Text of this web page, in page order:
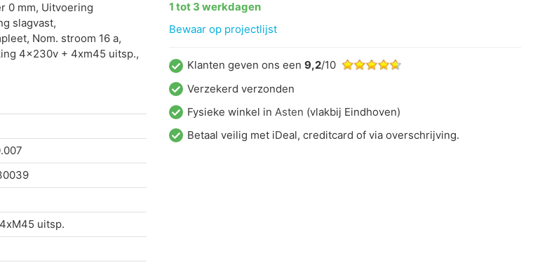
0 mm, Uitvoering
slagvast,
Nom. stroom 16 a,
4x230v + 4xm45 uitsp.,
uitsp.
1 tot 3 werkdagen
Bewaar op projectlijst
Klanten geven ons een 9,2/10
Verzekerd verzonden
Fysieke winkel in Asten (vlakbij Eindhoven)
Betaal veilig met iDeal, creditcard of via overschrijving.